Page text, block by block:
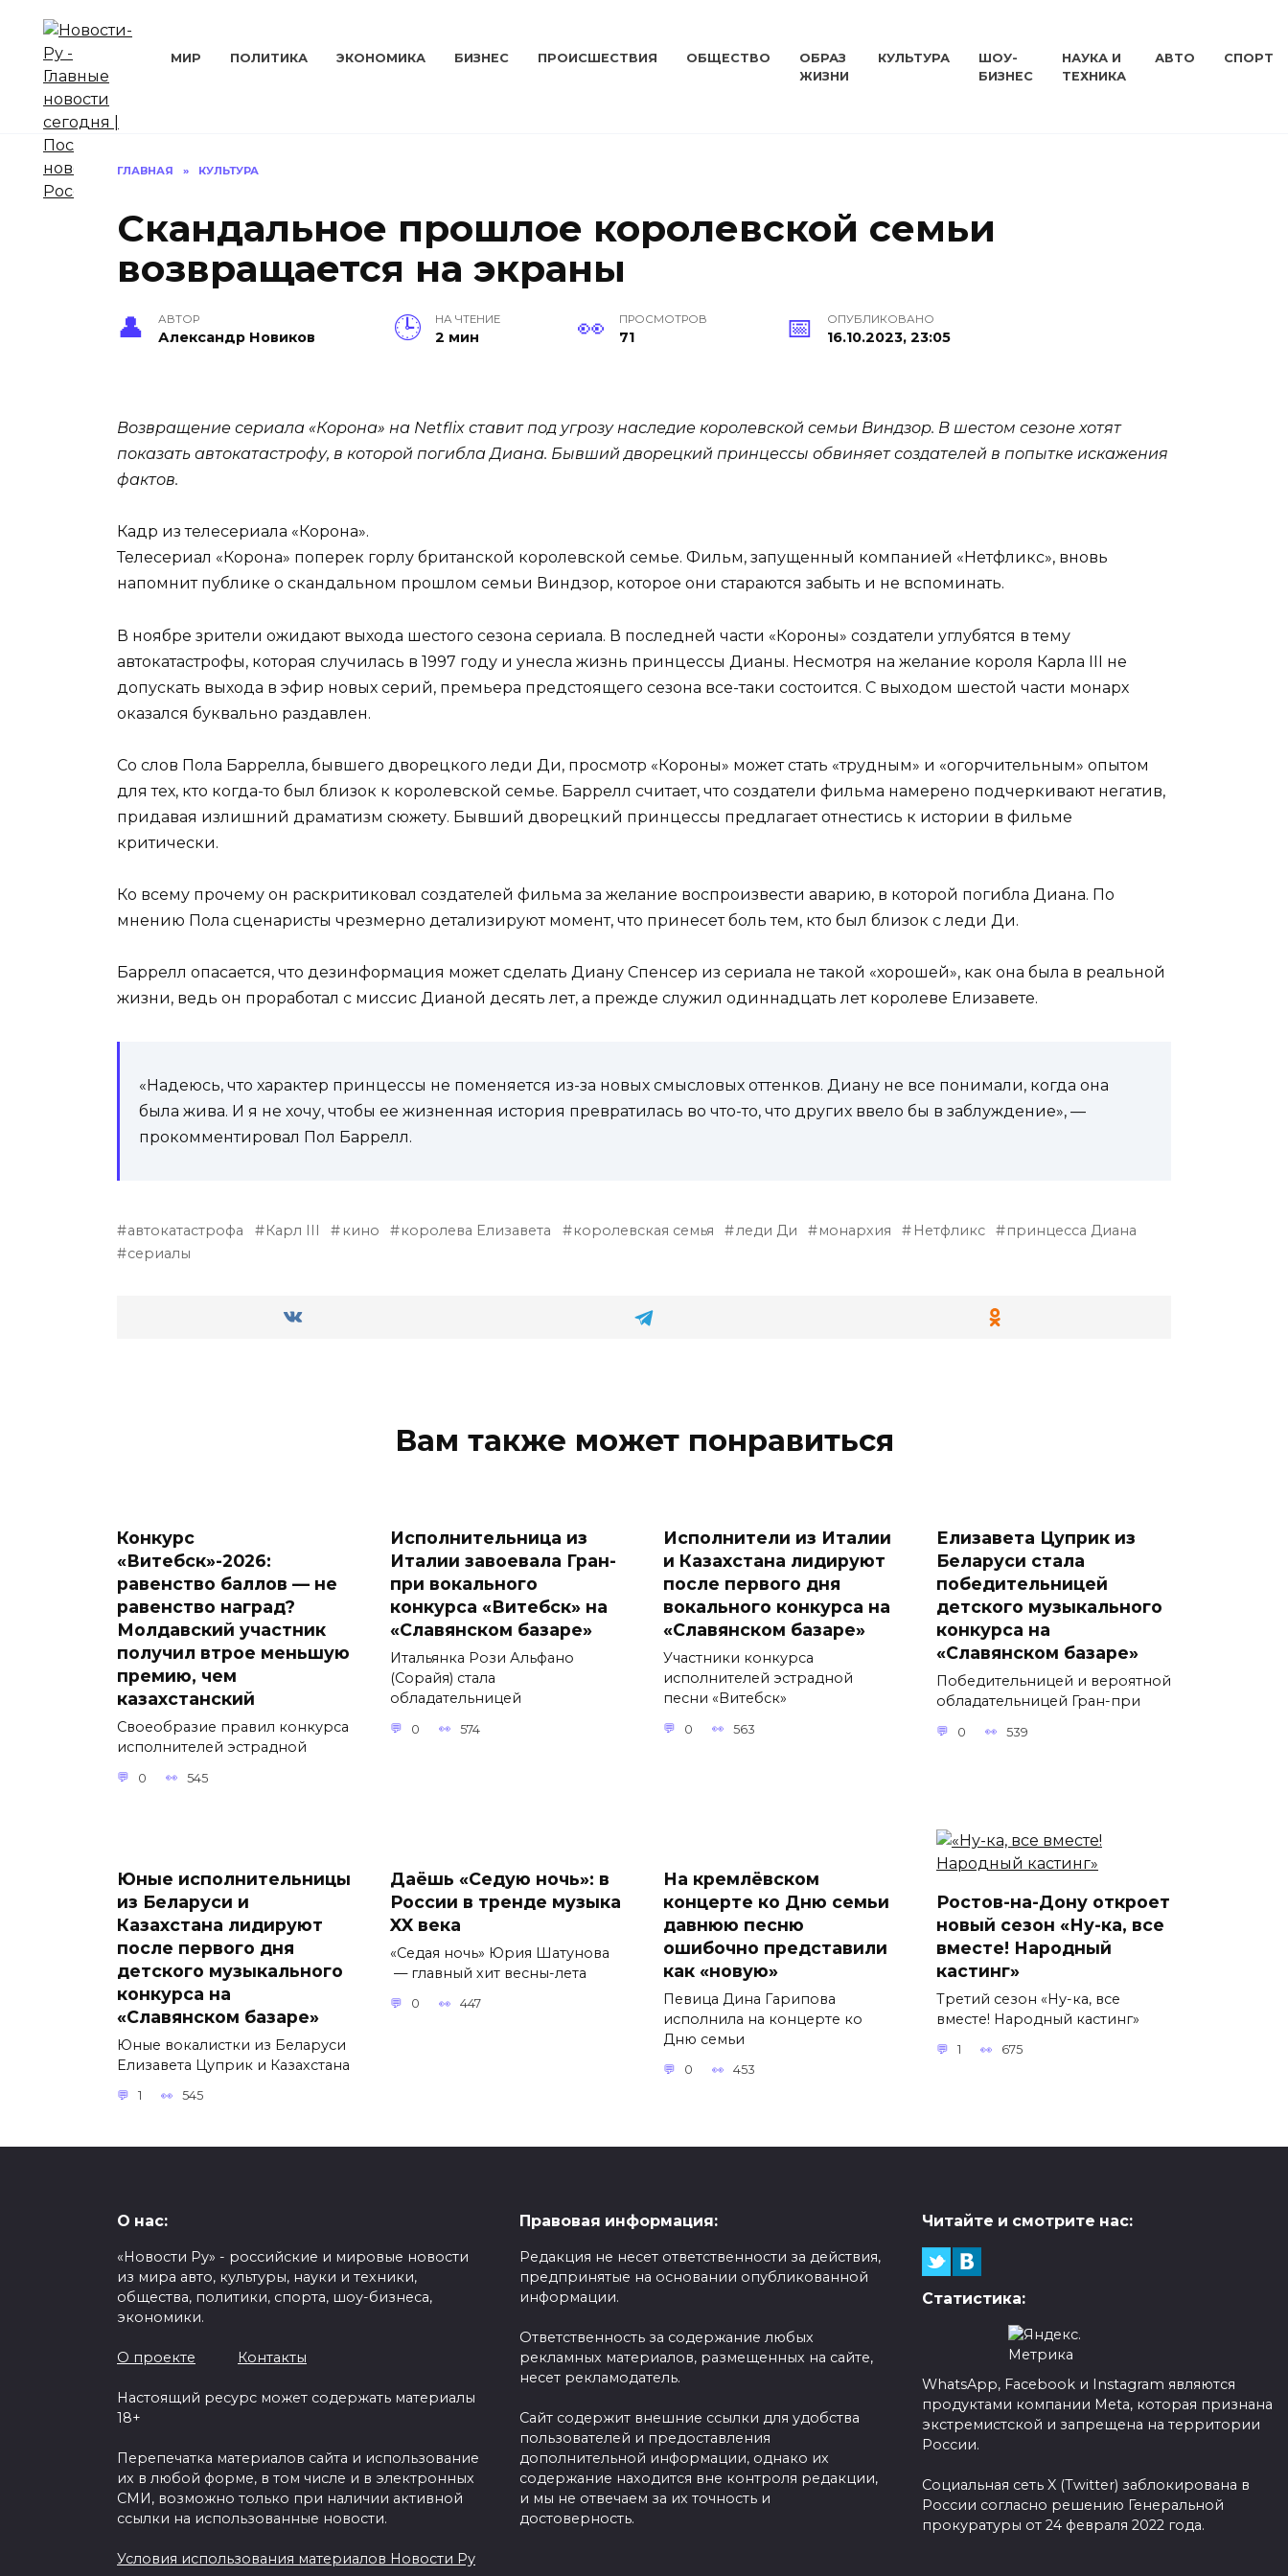
содержанию
МИР ПОЛИТИКА ЭКОНОМИКА БИЗНЕС ПРОИСШЕСТВИЯ ОБЩЕСТВО
ОБРАЗ
ЖИЗНИ
КУЛЬТУРА
ШОУ-
БИЗНЕС
НАУКА И
ТЕХНИКА
АВТО СПОРТ
ГЛАВНАЯ » КУЛЬТУРА
Скандальное прошлое королевской семьи
возвращается на экраны
АВТОР
Александр Новиков
НА ЧТЕНИЕ
2 мин
ПРОСМОТРОВ
71
ОПУБЛИКОВАНО
16.10.2023, 23:05
Возвращение сериала «Корона» на Netflix ставит под угрозу наследие королевской семьи Виндзор. В шестом сезоне хотят
показать автокатастрофу, в которой погибла Диана. Бывший дворецкий принцессы обвиняет создателей в попытке искажения
фактов.
Кадр из телесериала «Корона».
Телесериал «Корона» поперек горлу британской королевской семье. Фильм, запущенный компанией «Нетфликс», вновь
напомнит публике о скандальном прошлом семьи Виндзор, которое они стараются забыть и не вспоминать.
В ноябре зрители ожидают выхода шестого сезона сериала. В последней части «Короны» создатели углубятся в тему
автокатастрофы, которая случилась в 1997 году и унесла жизнь принцессы Дианы. Несмотря на желание короля Карла III не
допускать выхода в эфир новых серий, премьера предстоящего сезона все-таки состоится. С выходом шестой части монарх
оказался буквально раздавлен.
Со слов Пола Баррелла, бывшего дворецкого леди Ди, просмотр «Короны» может стать «трудным» и «огорчительным» опытом
для тех, кто когда-то был близок к королевской семье. Баррелл считает, что создатели фильма намерено подчеркивают негатив,
придавая излишний драматизм сюжету. Бывший дворецкий принцессы предлагает отнестись к истории в фильме
критически.
Ко всему прочему он раскритиковал создателей фильма за желание воспроизвести аварию, в которой погибла Диана. По
мнению Пола сценаристы чрезмерно детализируют момент, что принесет боль тем, кто был близок с леди Ди.
Баррелл опасается, что дезинформация может сделать Диану Спенсер из сериала не такой «хорошей», как она была в реальной
жизни, ведь он проработал с миссис Дианой десять лет, а прежде служил одиннадцать лет королеве Елизавете.
«Надеюсь, что характер принцессы не поменяется из-за новых смысловых оттенков. Диану не все понимали, когда она
была жива. И я не хочу, чтобы ее жизненная история превратилась во что-то, что других ввело бы в заблуждение», —
прокомментировал Пол Баррелл.
автокатастрофа Карл III кино королева Елизавета королевская семья леди Ди монархия Нетфликс
принцесса Диана
сериалы
Вам также может понравиться
Конкурс
«Витебск»-2026:
равенство баллов — не
равенство наград?
Молдавский участник
получил втрое меньшую
премию, чем
казахстанский
Своеобразие правил конкурса
исполнителей эстрадной
0 545
Исполнительница из
Италии завоевала Гран-
при вокального
конкурса «Витебск» на
«Славянском базаре»
Итальянка Рози Альфано
(Сорайя) стала
обладательницей
0 574
Исполнители из Италии
и Казахстана лидируют
после первого дня
вокального конкурса на
«Славянском базаре»
Участники конкурса
исполнителей эстрадной
песни «Витебск»
0 563
Елизавета Цуприк из
Беларуси стала
победительницей
детского музыкального
конкурса на
«Славянском базаре»
Победительницей и вероятной
обладательницей Гран-при
0 539
Юные исполнительницы
из Беларуси и
Казахстана лидируют
после первого дня
детского музыкального
конкурса на
«Славянском базаре»
Юные вокалистки из Беларуси
Елизавета Цуприк и Казахстана
1 545
Даёшь «Седую ночь»: в
России в тренде музыка
XX века
«Седая ночь» Юрия Шатунова
— главный хит весны-лета
0 447
На кремлёвском
концерте ко Дню семьи
давнюю песню
ошибочно представили
как «новую»
Певица Дина Гарипова
исполнила на концерте ко
Дню семьи
0 453
Ростов-на-Дону откроет
новый сезон «Ну-ка, все
вместе! Народный
кастинг»
Третий сезон «Ну-ка, все
вместе! Народный кастинг»
1 675
О нас:
«Новости Ру» - российские и мировые новости
из мира авто, культуры, науки и техники,
общества, политики, спорта, шоу-бизнеса,
экономики.
О проекте Контакты
Настоящий ресурс может содержать материалы
18+
Перепечатка материалов сайта и использование
их в любой форме, в том числе и в электронных
СМИ, возможно только при наличии активной
ссылки на использованные новости.
Условия использования материалов Новости Ру
Правовая информация:
Редакция не несет ответственности за действия,
предпринятые на основании опубликованной
информации.
Ответственность за содержание любых
рекламных материалов, размещенных на сайте,
несет рекламодатель.
Сайт содержит внешние ссылки для удобства
пользователей и предоставления
дополнительной информации, однако их
содержание находится вне контроля редакции,
и мы не отвечаем за их точность и
достоверность.
Читайте и смотрите нас:
Статистика:
WhatsApp, Facebook и Instagram являются
продуктами компании Meta, которая признана
экстремистской и запрещена на территории
России.
Социальная сеть X (Twitter) заблокирована в
России согласно решению Генеральной
прокуратуры от 24 февраля 2022 года.